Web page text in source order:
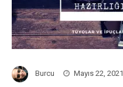
Burcu Mayıs 22, 2021